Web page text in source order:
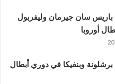
باريس سان جيرمان وليفربول
أوروبا
برشلونة وبنفيكا في دوري أبطال